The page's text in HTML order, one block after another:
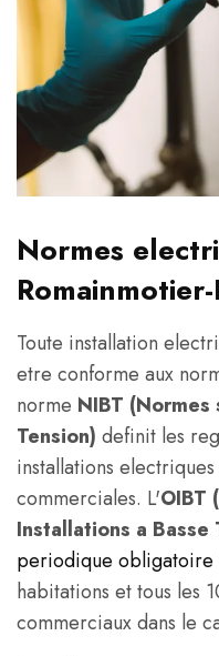
Normes
Toute installation
etre conforme aux
norme NIBT
Tension) definit les
installations
commerciales. L'OIBT
Installations a Basse
periodique obligatoire
habitations et tous les
commerciaux dans le